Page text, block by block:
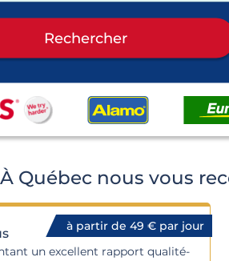
Rechercher
À Québec nous vous
à partir de 49 € par jour
un excellent rapport qualité-